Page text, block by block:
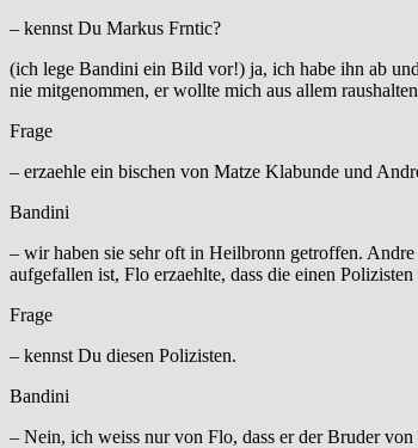
– kennst Du Markus Frntic?
(ich lege Bandini ein Bild vor!) ja, ich habe ihn ab
nie mitgenommen, er wollte mich aus allem
Frage
– erzaehle ein bischen von Matze Klabunde und
Bandini
– wir haben sie sehr oft in Heilbronn getroffen.
aufgefallen ist, Flo erzaehlte, dass die einen
Frage
– kennst Du diesen Polizisten.
Bandini
– Nein, ich weiss nur von Flo, dass er der Bruder